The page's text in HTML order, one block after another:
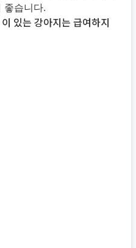
좋습니다.
이 있는 강아지는 급여하지